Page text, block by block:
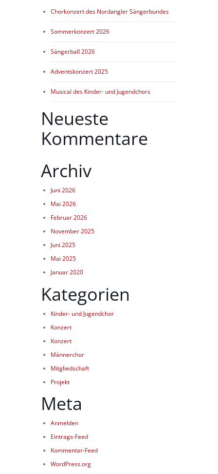
Chorkonzert des Nordangler Sängerbundes
Sommerkonzert 2026
Sängerball 2026
Adventskonzert 2025
Musical des Kinder- und Jugendchors
Neueste
Kommentare
Archiv
Juni 2026
Mai 2026
Februar 2026
November 2025
Juni 2025
Mai 2025
Januar 2020
Kategorien
Kinder- und Jugendchor
Konzert
Konzert
Männerchor
Mitgliedschaft
Projekt
Meta
Anmelden
Eintrags-Feed
Kommentar-Feed
WordPress.org